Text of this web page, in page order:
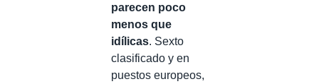
parecen poco
menos que
idílicas. Sexto
clasificado y en
puestos europeos,